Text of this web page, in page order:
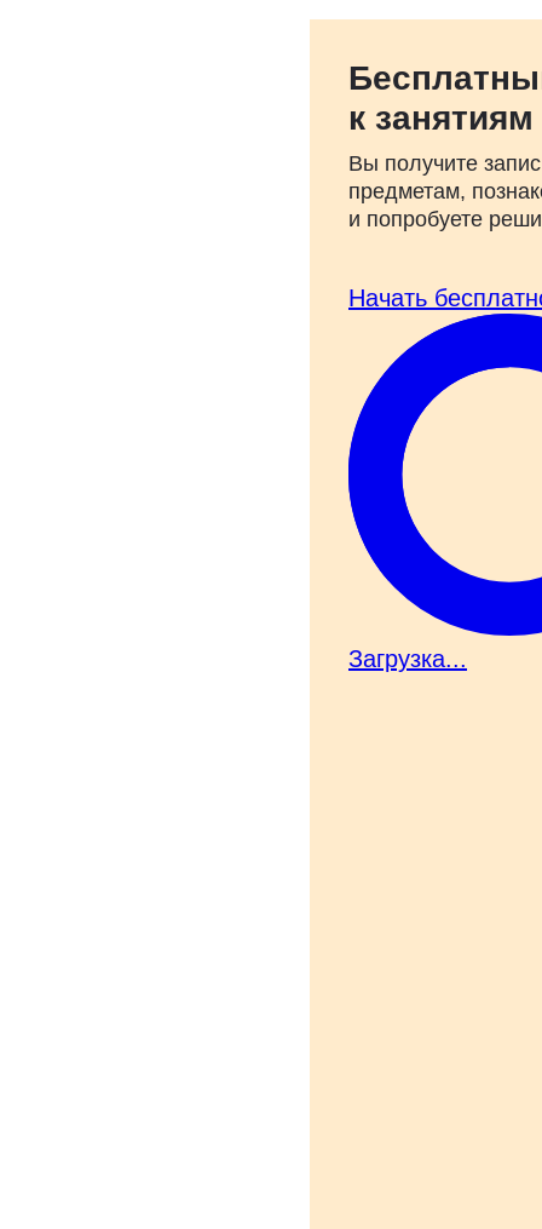
к
Вы получите
предметам,
и попробуете
Начать
Загрузка...